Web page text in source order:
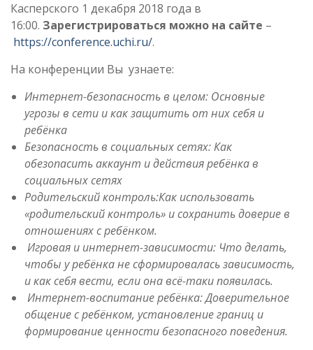
Касперского 1 декабря 2018 года в
16:00. Зарегистрироваться можно на сайте –
https://conference.uchi.ru/.
На конференции Вы узнаете:
Интернет-безопасность в целом: Основные
угрозы в сети и как защитить от них себя и
ребёнка
Безопасность в социальных сетях: Как
обезопасить аккаунт и действия ребёнка в
социальных сетях
Родительский контроль:Как использовать
«родительский контроль» и сохранить доверие в
отношениях с ребёнком.
Игровая и интернет-зависимости: Что делать,
чтобы у ребёнка не сформировалась зависимость,
и как себя вести, если она всё-таки появилась.
Интернет-воспитание ребёнка: Доверительное
общение с ребёнком, установление границ и
формирование ценности безопасного поведения.